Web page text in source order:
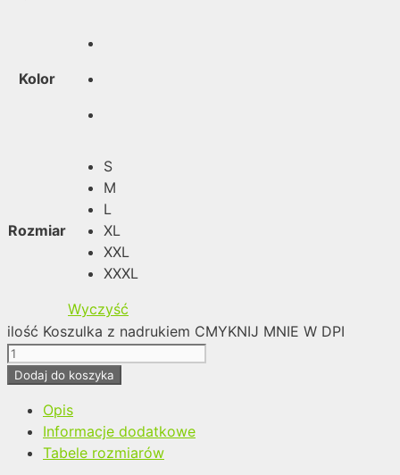
Kolor
Rozmiar
S
M
L
XL
XXL
XXXL
Wyczyść
ilość Koszulka z nadrukiem CMYKNIJ MNIE W DPI
Dodaj do koszyka
Opis
Informacje dodatkowe
Tabele rozmiarów